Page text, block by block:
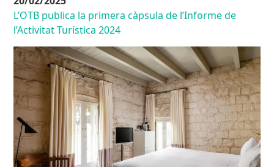
L’OTB publica la primera càpsula de l’Informe de
l’Activitat Turística 2024